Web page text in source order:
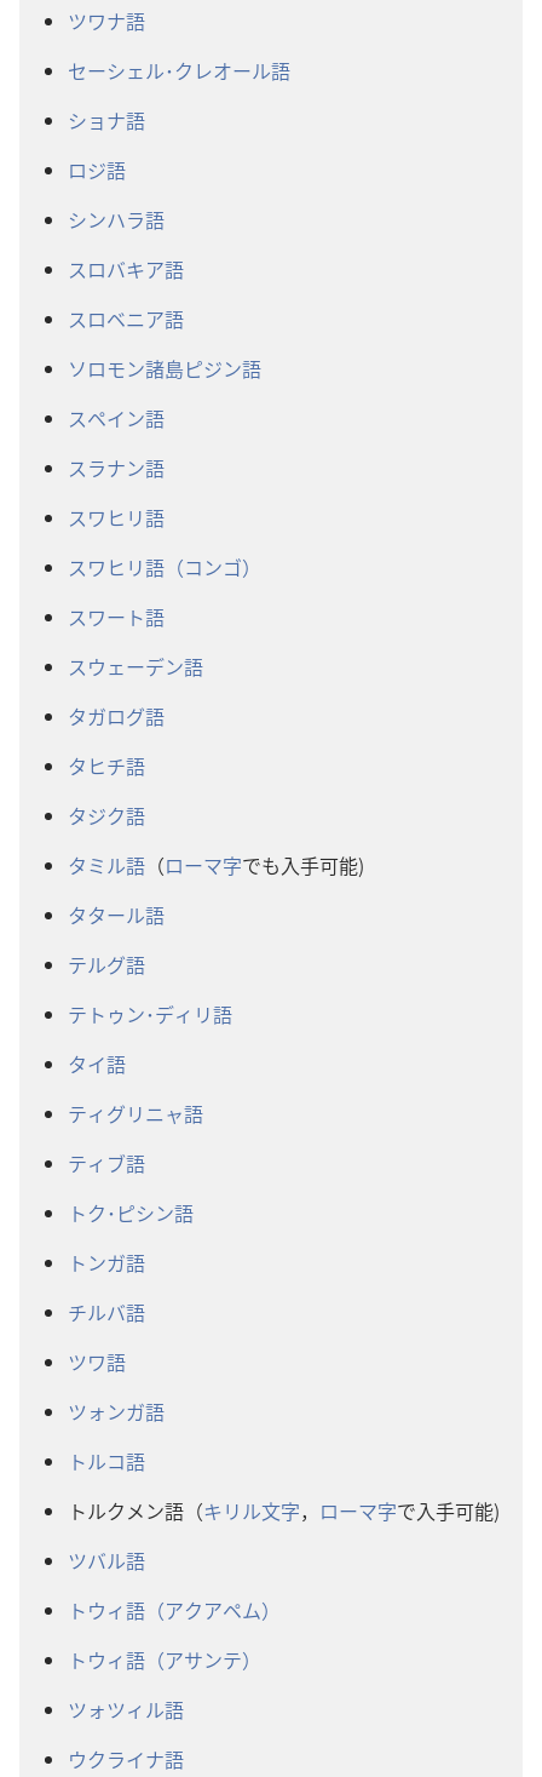
ツワナ語
セーシェル･クレオール語
ショナ語
ロジ語
シンハラ語
スロバキア語
スロベニア語
ソロモン諸島ピジン語
スペイン語
スラナン語
スワヒリ語
スワヒリ語（コンゴ）
スワート語
スウェーデン語
タガログ語
タヒチ語
タジク語
タミル語 （ローマ字でも入手可能)
タタール語
テルグ語
テトゥン･ディリ語
タイ語
ティグリニャ語
ティブ語
トク･ピシン語
トンガ語
チルバ語
ツワ語
ツォンガ語
トルコ語
トルクメン語（キリル文字， ローマ字で入手可能)
ツバル語
トウィ語（アクアペム）
トウィ語（アサンテ）
ツォツィル語
ウクライナ語